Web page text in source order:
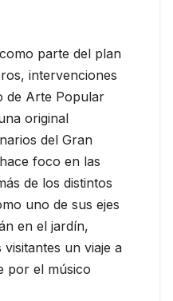
parte del plan
intervenciones
de Arte Popular
original
del Gran
foco en las
de los distintos
uno de sus ejes
en el jardín,
un viaje a
por el músico